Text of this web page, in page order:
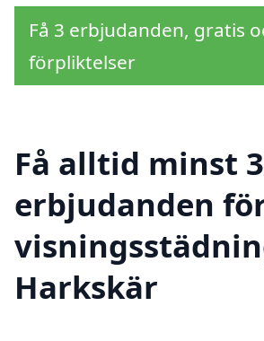
Få 3 erbjudanden, gratis
förpliktelser
Få alltid minst 3
erbjudanden
Harkskär